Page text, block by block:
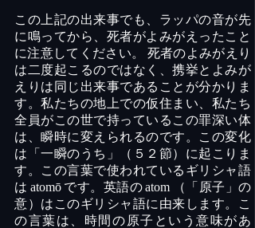
この上記の出来事でも、ラッパの音が先
に鳴ってから、死者がよみがえったこと
に注意してください。
死者のよみがえり
は二度起こるのではなく、携挙とよみが
えりは同じ出来事であることが分かりま
す。私たちの地上での仮住まい、私たち
全員がこの世で持っているこの罪深い体
は、瞬時に変えられるのです。この変化
は「一瞬のうち」（５２節）に起こりま
す。この言葉で使われているギリシャ語
は atomō です。英語の atom
（「原子」の
意）はこのギリシャ語に由来します。こ
の言葉は、時間の原子という意味があ